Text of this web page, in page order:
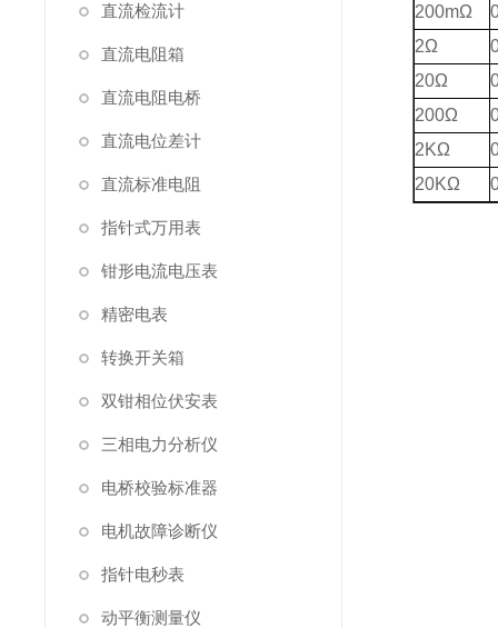
直流检流计
直流电阻箱
直流电阻电桥
直流电位差计
直流标准电阻
指针式万用表
钳形电流电压表
精密电表
转换开关箱
双钳相位伏安表
三相电力分析仪
电桥校验标准器
电机故障诊断仪
指针电秒表
动平衡测量仪
200mΩ
2Ω
20Ω
200Ω
2ΚΩ
20ΚΩ